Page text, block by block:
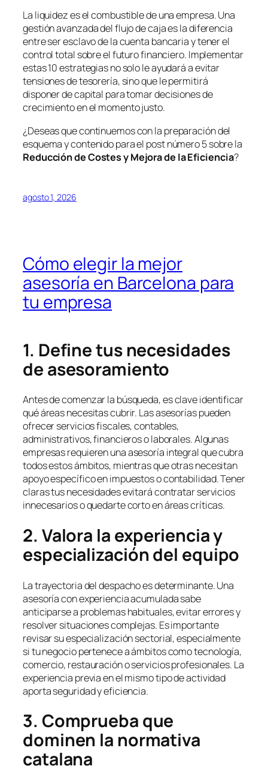
La liquidez es el combustible de una empresa. Una
gestión avanzada del flujo de caja es la diferencia
entre ser esclavo de la cuenta bancaria y tener el
control total sobre el futuro financiero. Implementar
estas 10 estrategias no solo le ayudará a evitar
tensiones de tesorería, sino que le permitirá
disponer de capital para tomar decisiones de
crecimiento en el momento justo.
¿Deseas que continuemos con la preparación del
esquema y contenido para el post número 5 sobre la
Reducción de Costes y Mejora de la Eficiencia?
agosto 1, 2026
Cómo elegir la mejor
asesoría en Barcelona para
tu empresa
1. Define tus necesidades
de asesoramiento
Antes de comenzar la búsqueda, es clave identificar
qué áreas necesitas cubrir. Las asesorías pueden
ofrecer servicios fiscales, contables,
administrativos, financieros o laborales. Algunas
empresas requieren una asesoría integral que cubra
todos estos ámbitos, mientras que otras necesitan
apoyo específico en impuestos o contabilidad. Tener
claras tus necesidades evitará contratar servicios
innecesarios o quedarte corto en áreas críticas.
2. Valora la experiencia y
especialización del equipo
La trayectoria del despacho es determinante. Una
asesoría con experiencia acumulada sabe
anticiparse a problemas habituales, evitar errores y
resolver situaciones complejas. Es importante
revisar su especialización sectorial, especialmente
si tu negocio pertenece a ámbitos como tecnología,
comercio, restauración o servicios profesionales. La
experiencia previa en el mismo tipo de actividad
aporta seguridad y eficiencia.
3. Comprueba que
dominen la normativa
catalana